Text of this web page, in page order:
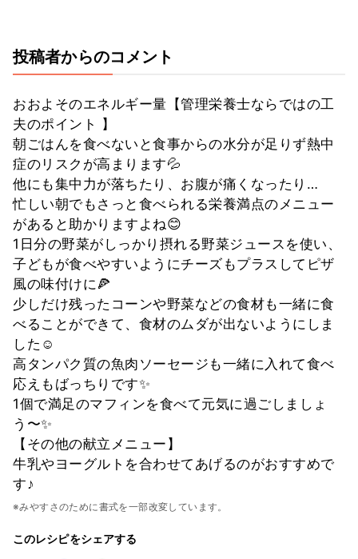
投稿者からのコメント
おおよそのエネルギー量【管理栄養士ならではの工
夫のポイント 】
朝ごはんを食べないと食事からの水分が足りず熱中
症のリスクが高まります💦
他にも集中力が落ちたり、お腹が痛くなったり…
忙しい朝でもさっと食べられる栄養満点のメニュー
があると助かりますよね😊
1日分の野菜がしっかり摂れる野菜ジュースを使い、
子どもが食べやすいようにチーズもプラスしてピザ
風の味付けに🍕
少しだけ残ったコーンや野菜などの食材も一緒に食
べることができて、食材のムダが出ないようにしま
した☺︎
高タンパク質の魚肉ソーセージも一緒に入れて食べ
応えもばっちりです✨
1個で満足のマフィンを食べて元気に過ごしましょ
う〜✨
【その他の献立メニュー】
牛乳やヨーグルトを合わせてあげるのがおすすめで
す♪
※みやすさのために書式を一部改変しています。
このレシピをシェアする